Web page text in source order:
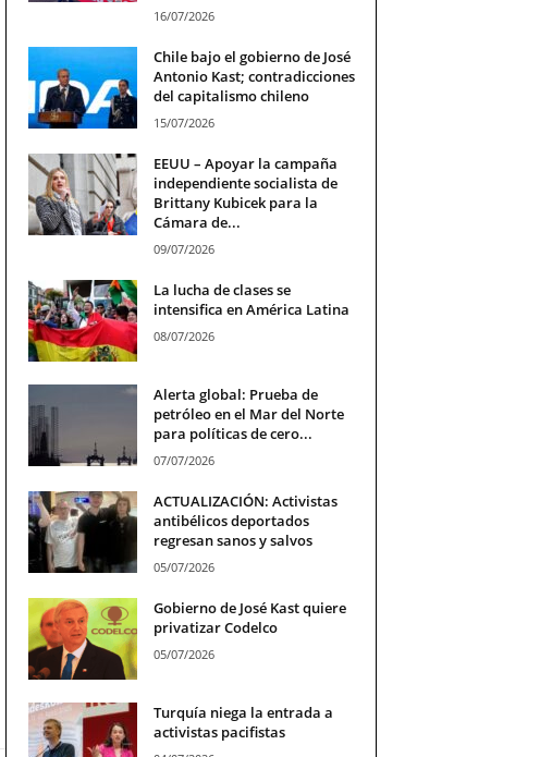
16/07/2026
Chile bajo el gobierno de José
Antonio Kast; contradicciones
del capitalismo chileno
15/07/2026
EEUU – Apoyar la campaña
independiente socialista de
Brittany Kubicek para la
Cámara de...
09/07/2026
La lucha de clases se
intensifica en América Latina
08/07/2026
Alerta global: Prueba de
petróleo en el Mar del Norte
para políticas de cero...
07/07/2026
ACTUALIZACIÓN: Activistas
antibélicos deportados
regresan sanos y salvos
05/07/2026
Gobierno de José Kast quiere
privatizar Codelco
05/07/2026
Turquía niega la entrada a
activistas pacifistas